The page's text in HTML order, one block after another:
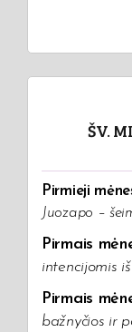
ŠV.
Pirmieji
Juozapo –
Pirmais
intencijomis
Pirmais
bažnyčios ir